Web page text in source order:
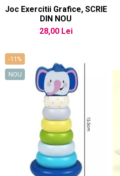
Joc Exercitii Grafice, SCRIE
DIN NOU
28,00 Lei
-11%
NOU